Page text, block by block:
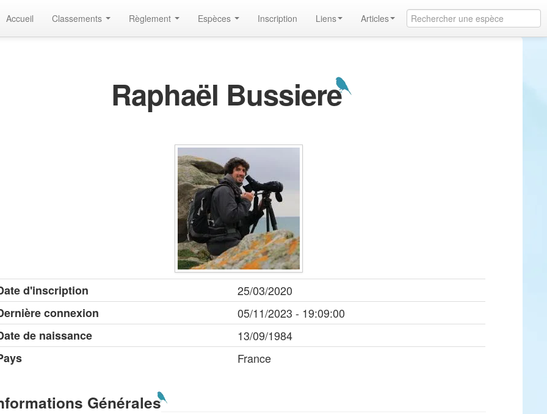
Accueil Classements Règlement Espèces Inscription Liens Articles
Raphaël Bussiere
d'inscription
25/03/2020
connexion
05/11/2023 - 19:09:00
de naissance
13/09/1984
France
Générales